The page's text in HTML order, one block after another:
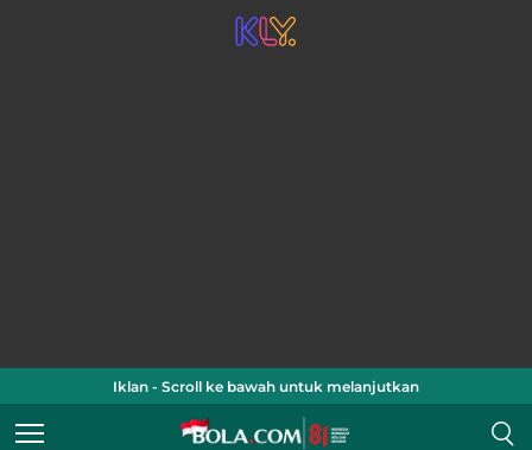
Iklan - Scroll ke bawah untuk melanjutkan